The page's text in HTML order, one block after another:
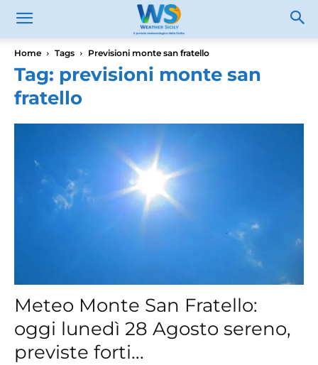
Home Tags Previsioni monte san fratello
Tag: previsioni monte san
fratello
Meteo Monte San Fratello:
oggi lunedì 28 Agosto sereno,
previste forti...